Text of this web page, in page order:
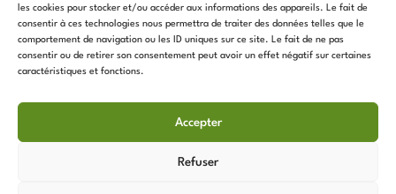
les cookies pour stocker et/ou accéder aux informations des appareils. Le fait de
consentir à ces technologies nous permettra de traiter des données telles que le
comportement de navigation ou les ID uniques sur ce site. Le fait de ne pas
consentir ou de retirer son consentement peut avoir un effet négatif sur certaines
caractéristiques et fonctions.
Accepter
Refuser
Contact
Notre Démarche
Politique de cookies (UE)
Voir les avis Google
Services
Newsletter
toutes les actualités, promotions,
nouveautés et plus !